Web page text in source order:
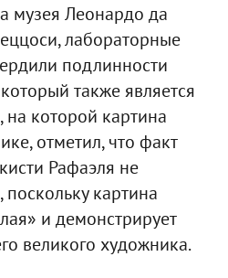
музея Леонардо да
лабораторные
подлинности
также является
на которой картина
отметил, что факт
Рафаэля не
картина
и демонстрирует
великого художника.